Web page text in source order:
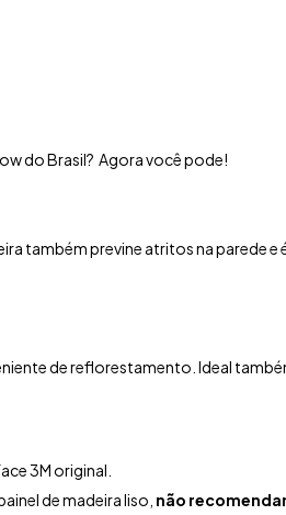
do Brasil? Agora você pode!
também previne atritos na parede
de reflorestamento. Ideal
3M original.
de madeira liso, não